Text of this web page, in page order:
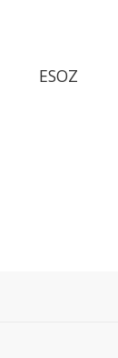
ESOZ